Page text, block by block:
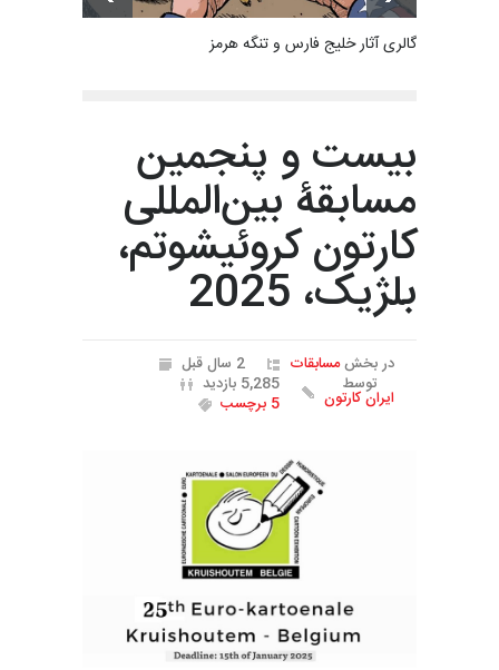
گالری آثار خلیج فارس و تنگه هرمز
بیست و پنجمین
مسابقۀ بین‌المللی
کارتون کروئیشوتم،
بلژیک، 2025
در بخشمسابقات
2 سال قبل
توسط
ایران کارتون
5,285 بازدید
5 برچسب